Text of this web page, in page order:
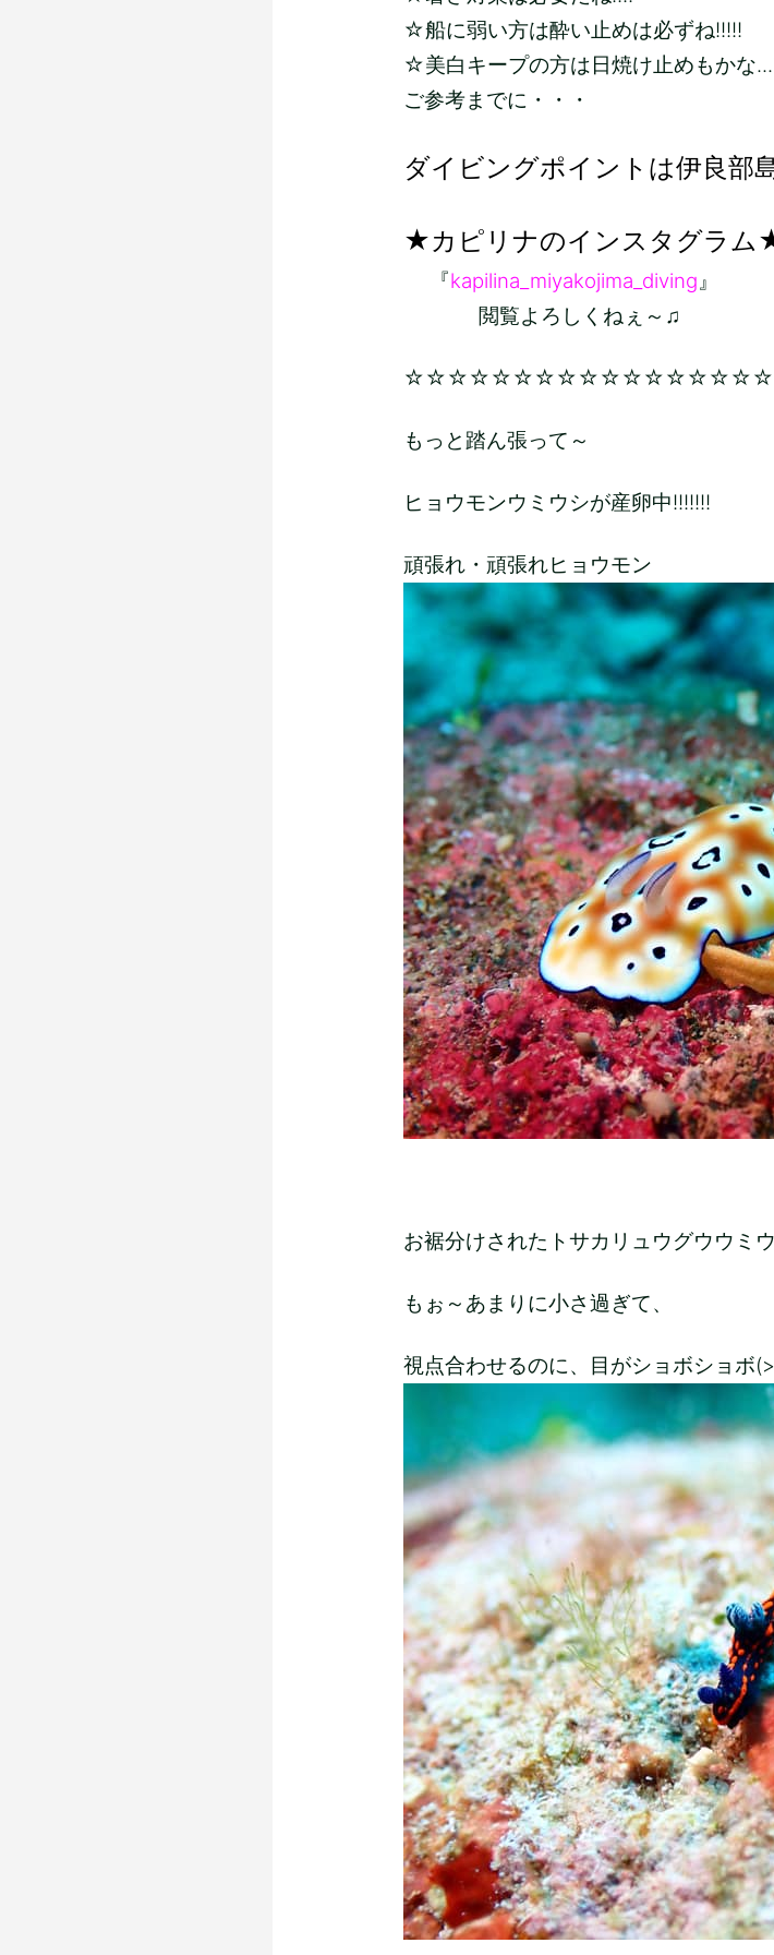
☆船に弱い方は酔い止めは必ずね!!!!!
☆美白キープの方は日焼け止めもかな
ご参考までに・・・
ダイビングポイントは伊良部
★カピリナのインスタグラム
『kapilina_miyakojima_diving』
閲覧よろしくねぇ～♫
もっと踏ん張って～
ヒョウモンウミウシが産卵中!!!!!!!
頑張れ・頑張れヒョウモン
お裾分けされたトサカリュウグウウミ
もぉ～あまりに小さ過ぎて、
視点合わせるのに、目がショボショボ